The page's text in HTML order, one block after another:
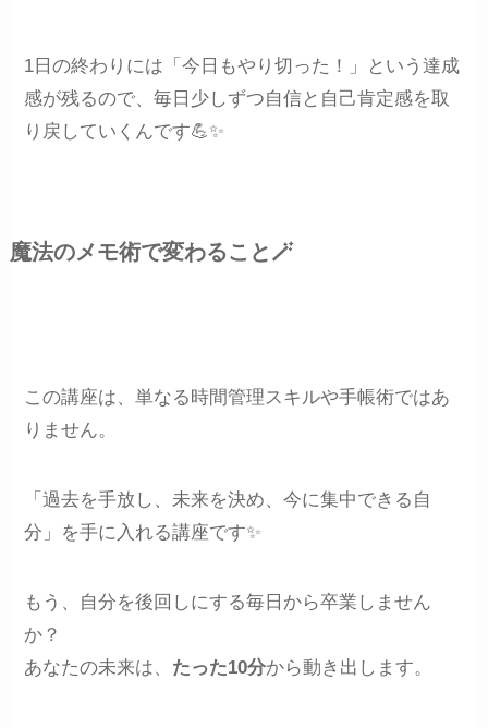
1日の終わりには「今日もやり切った！」という達成
感が残るので、毎日少しずつ自信と自己肯定感を取
り戻していくんです💪✨
魔法のメモ術で変わること🪄
この講座は、単なる時間管理スキルや手帳術ではあ
りません。
「過去を手放し、未来を決め、今に集中できる自
分」を手に入れる講座です✨
もう、自分を後回しにする毎日から卒業しません
か？
あなたの未来は、 たった10分から動き出します。